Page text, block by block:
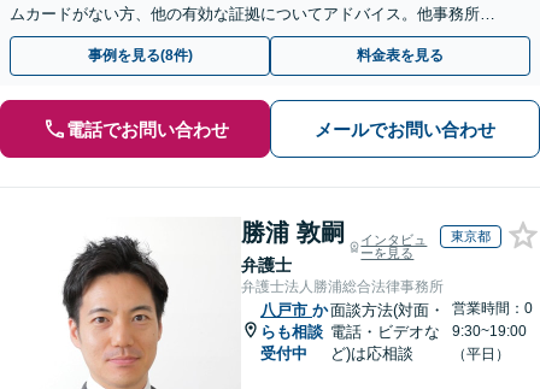
ムカードがない方、他の有効な証拠についてアドバイス。他事務所で
断られた方もご相談ください。あなたの権利を守ります！
事例を見る(8件) 料金表を見る
電話でお問い合わせ メールでお問い合わせ
勝浦 敦嗣
弁護士
インタビュ
ーを見る
東京都
弁護士法人勝浦総合法律事務所
八戸市 か
らも相談
受付中
面談方法(対面・
電話・ビデオな
ど)は応相談
営業時間：0
9:30~19:00
（平日）